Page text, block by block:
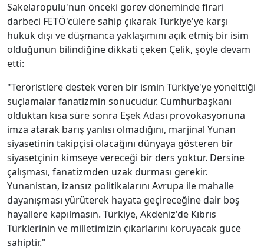
Sakelaropulu'nun önceki görev döneminde firari
darbeci FETÖ'cülere sahip çıkarak Türkiye'ye karşı
hukuk dışı ve düşmanca yaklaşımını açık etmiş bir isim
olduğunun bilindiğine dikkati çeken Çelik, şöyle devam
etti:
"Teröristlere destek veren bir ismin Türkiye'ye yönelttiği
suçlamalar fanatizmin sonucudur. Cumhurbaşkanı
olduktan kısa süre sonra Eşek Adası provokasyonuna
imza atarak barış yanlısı olmadığını, marjinal Yunan
siyasetinin takipçisi olacağını dünyaya gösteren bir
siyasetçinin kimseye vereceği bir ders yoktur. Dersine
çalışması, fanatizmden uzak durması gerekir.
Yunanistan, izansız politikalarını Avrupa ile mahalle
dayanışması yürüterek hayata geçireceğine dair boş
hayallere kapılmasın. Türkiye, Akdeniz'de Kıbrıs
Türklerinin ve milletimizin çıkarlarını koruyacak güce
sahiptir."